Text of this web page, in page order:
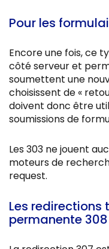
Pour les
Encore une fois, ce
côté serveur et
soumettent une
choisissent de «
doivent donc être
soumissions de
Les 303 ne jouent
moteurs de
request.
Les redirections
permanente 308